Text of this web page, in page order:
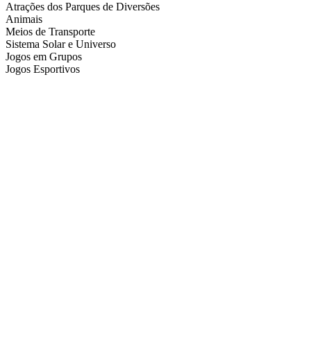
Atrações dos Parques de Diversões
Animais
Meios de Transporte
Sistema Solar e Universo
Jogos em Grupos
Jogos Esportivos